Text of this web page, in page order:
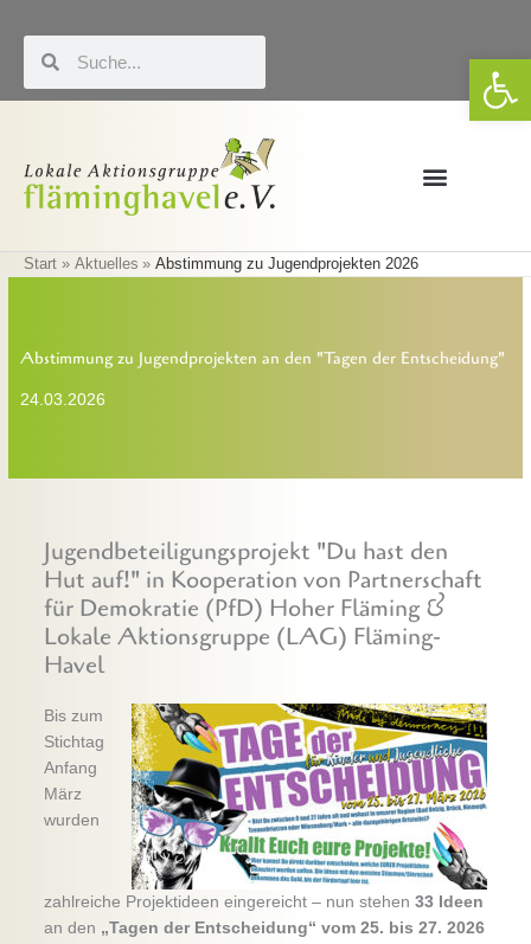
Inhalt
springen
Start Aktuelles Abstimmung zu Jugendprojekten 2026
Abstimmung zu Jugendprojekten an den "Tagen der Entscheidung"
24.03.2026
Jugendbeteiligungsprojekt "Du hast den
Hut auf!" in Kooperation von Partnerschaft
für Demokratie (PfD) Hoher Fläming &
Lokale Aktionsgruppe (LAG) Fläming-
Havel
Bis zum
Stichtag
Anfang
März
wurden
zahlreiche Projektideen eingereicht – nun stehen33 Ideen
an den „Tagen der Entscheidung“vom25. bis 27. 2026